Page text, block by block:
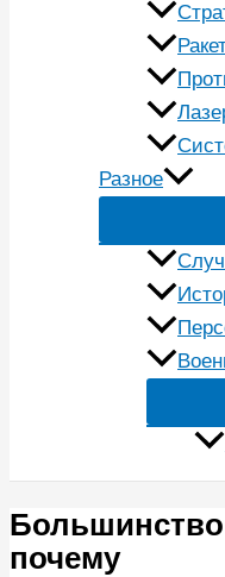
Разное
Большинство
почему